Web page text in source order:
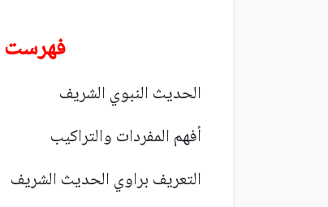
فهرست
الحديثالنبوي الشريف
أفهم المفردات والتراكيب
التعريف براوي الحديث الشريف